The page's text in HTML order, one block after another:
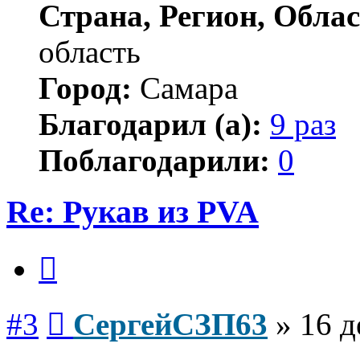
Страна, Регион,
область
Город: Самара
Благодарил (а): 9 раз
Поблагодарили: 0
Re: Рукав из PVA
#3 СергейСЗП63 » 16